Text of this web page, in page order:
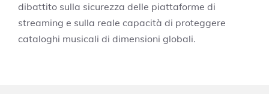
dibattito sulla sicurezza delle piattaforme di
streaming e sulla reale capacità di proteggere
cataloghi musicali di dimensioni globali.